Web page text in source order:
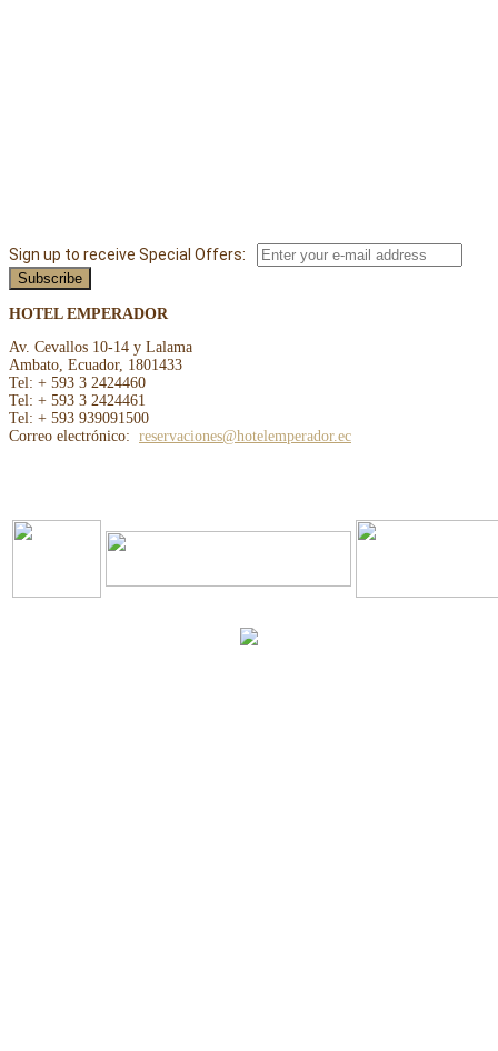
Sign up to receive Special Offers:
HOTEL EMPERADOR
Av. Cevallos 10-14 y Lalama
Ambato, Ecuador, 1801433
Tel: + 593 3 2424460
Tel: + 593 3 2424461
Tel: + 593 939091500
Correo electrónico: reservaciones@hotelemperador.ec